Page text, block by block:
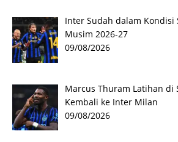
Inter Sudah dalam Kondisi
Musim 2026-27
09/08/2026
Marcus Thuram Latihan di
Kembali ke Inter Milan
09/08/2026